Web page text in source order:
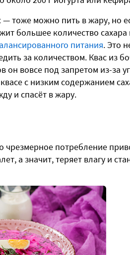
тоже можно пить в жару, но
большее количество
питания. Это
за количеством. Квас из
он вовсе под запретом из-за
с низким содержанием
и спасёт в жару.
чрезмерное потребление
а значит, теряет влагу и